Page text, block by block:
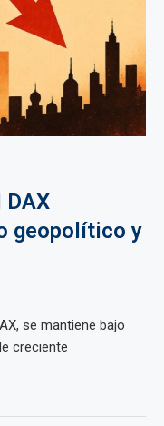
DAX
geopolítico y
se mantiene bajo
creciente